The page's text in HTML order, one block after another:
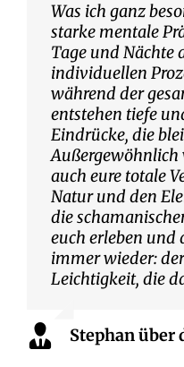
Was ich ganz
starke mentale
Tage und Nächte
individuellen
während der
entstehen tiefe
Eindrücke, die
auch eure totale
Natur und den
die
euch erleben und
immer wieder:
Leichtigkeit, die
Stephan über